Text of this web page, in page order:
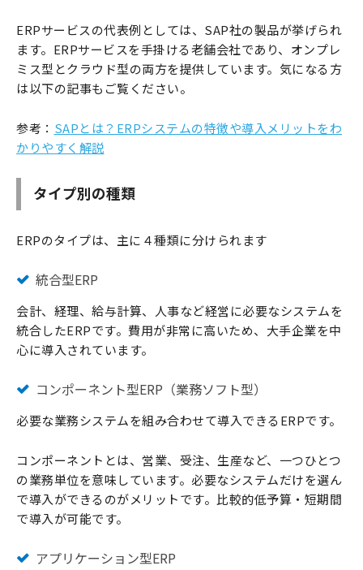
ERPサービスの代表例としては、SAP社の製品が挙げられ
ます。ERPサービスを手掛ける老舗会社であり、オンプレ
ミス型とクラウド型の両方を提供しています。気になる方
は以下の記事もご覧ください。
参考： SAPとは？ERPシステムの特徴や導入メリットをわ
かりやすく解説
タイプ別の種類
ERPのタイプは、主に４種類に分けられます
統合型ERP
会計、経理、給与計算、人事など経営に必要なシステムを
統合したERPです。費用が非常に高いため、大手企業を中
心に導入されています。
コンポーネント型ERP（業務ソフト型）
必要な業務システムを組み合わせて導入できるERPです。
コンポーネントとは、営業、受注、生産など、一つひとつ
の業務単位を意味しています。必要なシステムだけを選ん
で導入ができるのがメリットです。比較的低予算・短期間
で導入が可能です。
アプリケーション型ERP